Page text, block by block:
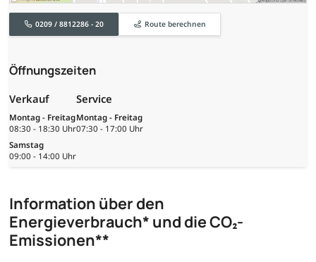
0209 / 8812286 - 20 Route berechnen
Öffnungszeiten
Verkauf
Montag - Freitag
08:30 - 18:30 Uhr
Samstag
09:00 - 14:00 Uhr
Service
Montag - Freitag
07:30 - 17:00 Uhr
Information über den
Energieverbrauch* und die CO₂-
Emissionen**